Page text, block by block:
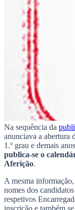
Na sequência da
anunciava a abertura
1.º grau e demais
publica-se o
Aferição.
A mesma
nomes dos
respetivos